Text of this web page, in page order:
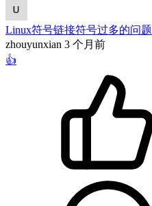
Linux符号链接符号过多的问题
zhouyunxian 3 个月前
👍